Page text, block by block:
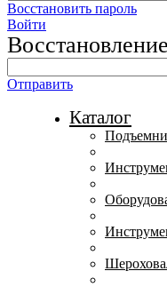
Восстановить пароль
Войти
Отправить
Каталог